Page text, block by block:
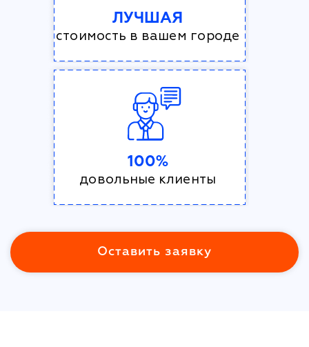
ЛУЧШАЯ
стоимость в вашем городе
100%
довольные клиенты
Оставить заявку